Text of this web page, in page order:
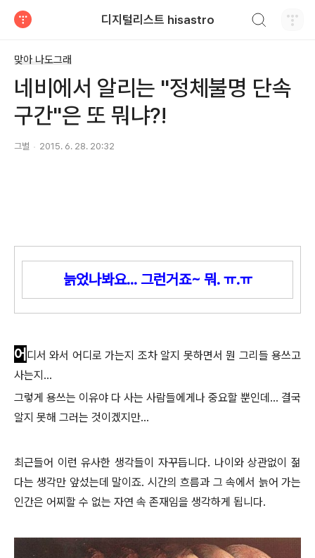
디지털리스트 hisastro
맞아 나도그래
네비에서 알리는 "정체불명 단속
구간"은 또 뭐냐?!
그별 2015. 6. 28. 20:32
늙었나봐요... 그런거죠~ 뭐. ㅠ.ㅠ
어디서 와서 어디로 가는지 조차 알지 못하면서 뭔 그리들 용쓰고
사는지...
그렇게 용쓰는 이유야 다 사는 사람들에게나 중요할 뿐인데... 결국
알지 못해 그러는 것이겠지만...
최근들어 이런 유사한 생각들이 자꾸듭니다. 나이와 상관없이 젊
다는 생각만 앞섰는데 말이죠. 시간의 흐름과 그 속에서 늙어 가는
인간은 어찌할 수 없는 자연 속 존재임을 생각하게 됩니다.